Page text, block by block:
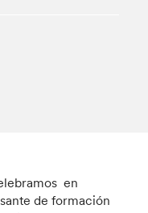
en
de formación